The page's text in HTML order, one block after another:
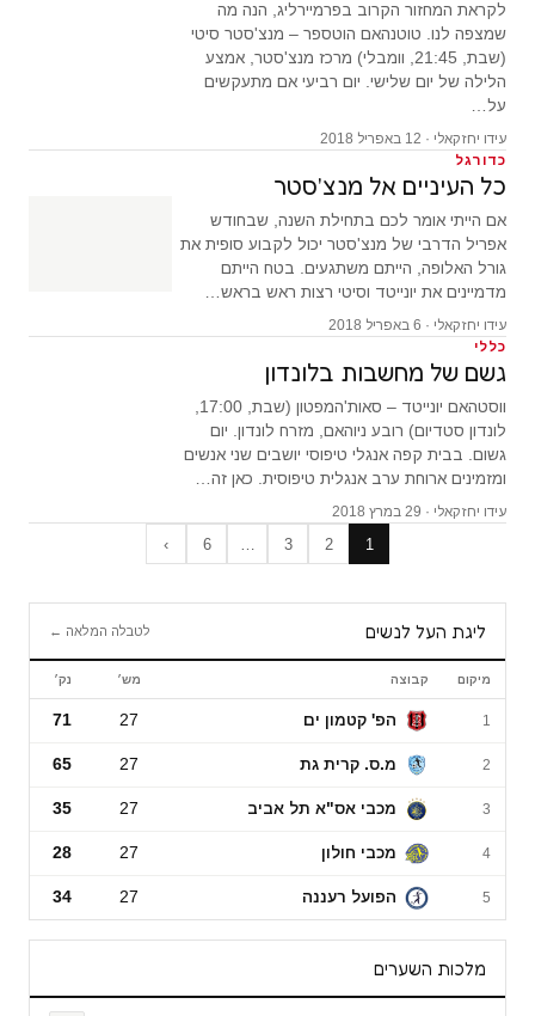
לקראת המחזור הקרוב בפרמיירליג, הנה מה
שמצפה לנו. טוטנהאם הוטספר – מנצ'סטר סיטי
(שבת, 21:45, וומבלי) מרכז מנצ'סטר, אמצע
הלילה של יום שלישי. יום רביעי אם מתעקשים
על…
עידו יחזקאלי · 12 באפריל 2018
כדורגל
כל העיניים אל מנצ'סטר
אם הייתי אומר לכם בתחילת השנה, שבחודש
אפריל הדרבי של מנצ'סטר יכול לקבוע סופית את
גורל האלופה, הייתם משתגעים. בטח הייתם
מדמיינים את יונייטד וסיטי רצות ראש בראש…
עידו יחזקאלי · 6 באפריל 2018
כללי
גשם של מחשבות בלונדון
ווסטהאם יונייטד – סאות'המפטון (שבת, 17:00,
לונדון סטדיום) רובע ניוהאם, מזרח לונדון. יום
גשום. בבית קפה אנגלי טיפוסי יושבים שני אנשים
ומזמינים ארוחת ערב אנגלית טיפוסית. כאן זה…
עידו יחזקאלי · 29 במרץ 2018
1
2
3
6
›
ליגת העל לנשים לטבלה המלאה ←
ליגת העל לנשים
מיקום קבוצה מש׳ נק׳
1 הפ' קטמון ים 27
71
2 מ.ס. קרית גת 27
65
3 מכבי אס"א תל אביב 27
35
4 מכבי חולון 27
28
5 הפועל רעננה 27
34
מלכות השערים